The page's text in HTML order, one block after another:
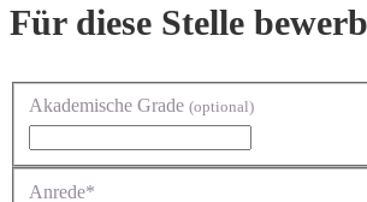
Für diese Stelle
Akademische Grade (optional)
Anrede*